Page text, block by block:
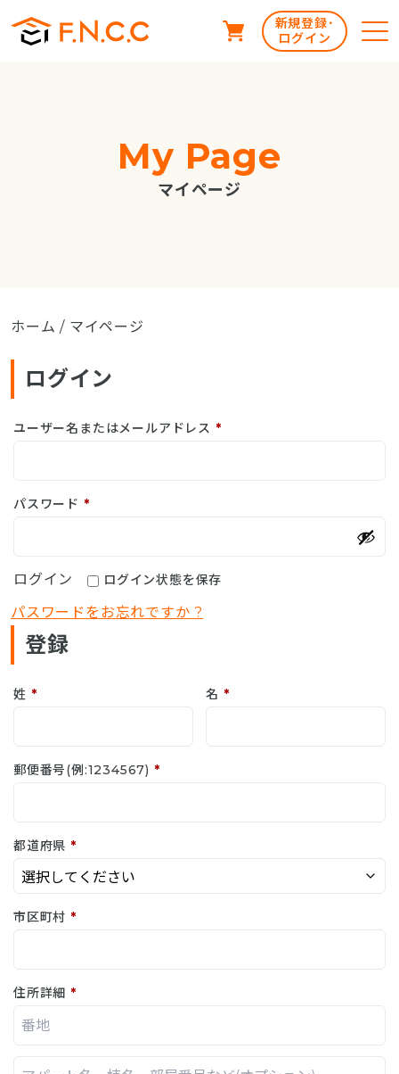
新規登録･
ログイン
My Page
マイページ
ホーム / マイページ
ログイン
ユーザー名またはメールアドレス *
パスワード *
ログイン状態を保存
ログイン
パスワードをお忘れですか ?
登録
姓 * 名 *
郵便番号(例:1234567) *
都道府県 *
市区町村 *
住所詳細 *